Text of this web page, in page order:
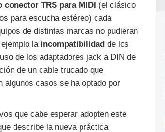
TRS para MIDI (el clásico
para escucha estéreo) cada
de distintas marcas no pudieran
la incompatibilidad de los
de los adaptadores jack a DIN de
de un cable trucado que
algunos casos se ha optado por
que cabe esperar adopten este
describe la nueva práctica